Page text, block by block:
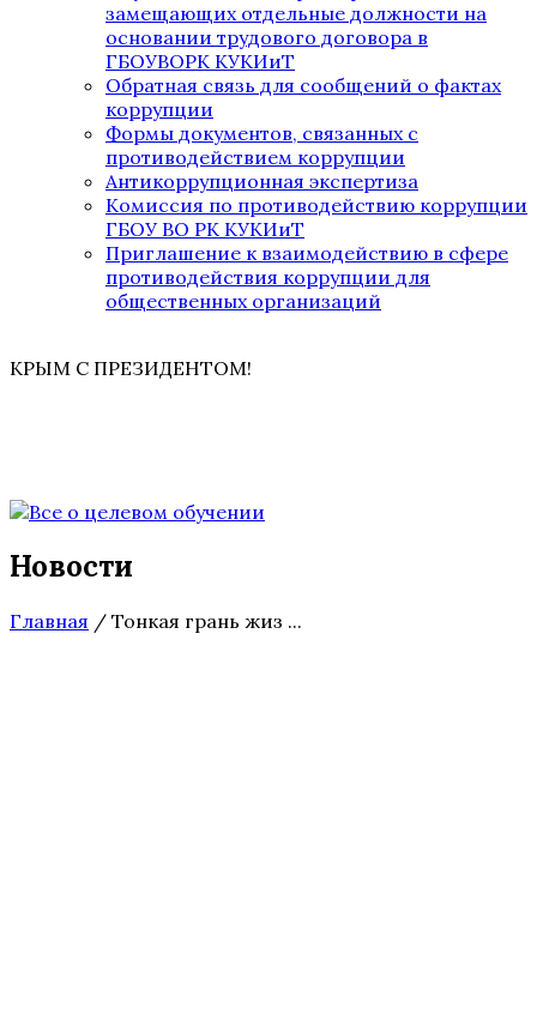
замещающих отдельные должности на
основании трудового договора в
ГБОУВОРК КУКИиТ
Обратная связь для сообщений о фактах
коррупции
Формы документов, связанных с
противодействием коррупции
Антикоррупционная экспертиза
Комиссия по противодействию коррупции
ГБОУ ВО РК КУКИиТ
Приглашение к взаимодействию в сфере
противодействия коррупции для
общественных организаций
КРЫМ С ПРЕЗИДЕНТОМ!
Новости
Главная / Тонкая грань жиз ...